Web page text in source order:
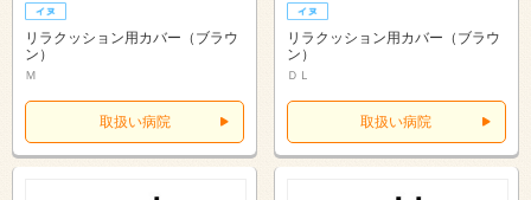
リラクッション用カバー（ブラウ
ン）
Ｍ
取扱い病院
リラクッション用カバー（ブラウ
ン）
ＤＬ
取扱い病院